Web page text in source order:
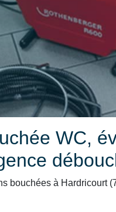
WC,
bouchées à Hardricourt